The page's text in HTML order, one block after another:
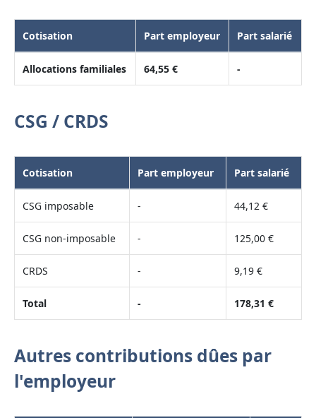
Cotisation Part employeur Part salarié
Allocations familiales 64,55 € -
CSG / CRDS
Cotisation Part employeur Part salarié
CSG imposable - 44,12 €
CSG non-imposable - 125,00 €
CRDS - 9,19 €
Total - 178,31 €
Autres contributions dûes par
l'employeur